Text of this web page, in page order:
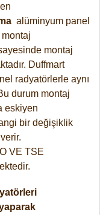
alüminyum panel
montaj
Duffmart
radyatörlerle aynı
durum montaj
eskiyen
bir değişiklik
VE TSE